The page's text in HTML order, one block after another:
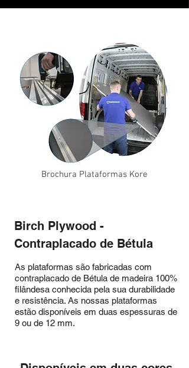
Brochura Plataformas Kore
Birch Plywood -
Contraplacado de Bétula
As plataformas são fabricadas com
contraplacado de Bétula de madeira 100%
filândesa conhecida pela sua durabilidade
e resistência. As nossas plataformas
estão disponíveis em duas espessuras de
9 ou de 12 mm.